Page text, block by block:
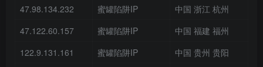
47.98.134.232
蜜罐陷阱IP
中国 浙江 杭州
47.122.60.157
蜜罐陷阱IP
中国 福建 福州
122.9.131.161
蜜罐陷阱IP
中国 贵州 贵阳